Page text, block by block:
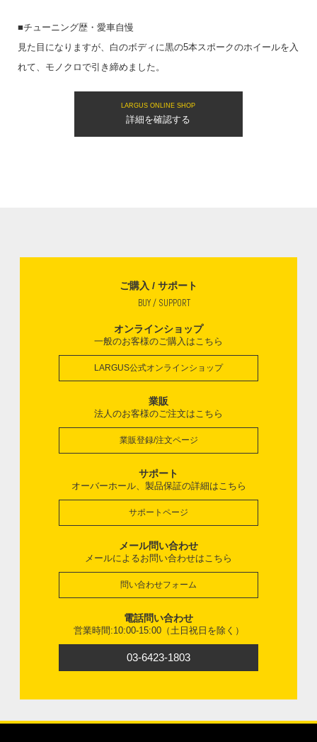
■チューニング歴・愛車自慢
見た目になりますが、白のボディに黒の5本スポークのホイールを入
れて、モノクロで引き締めました。
LARGUS ONLINE SHOP
詳細を確認する
ご購入 / サポート
BUY / SUPPORT
オンラインショップ
一般のお客様のご購入はこちら
LARGUS公式オンラインショップ
業販
法人のお客様のご注文はこちら
業販登録/注文ページ
サポート
オーバーホール、製品保証の詳細はこちら
サポートページ
メール問い合わせ
メールによるお問い合わせはこちら
問い合わせフォーム
電話問い合わせ
営業時間:10:00-15:00（土日祝日を除く）
03-6423-1803